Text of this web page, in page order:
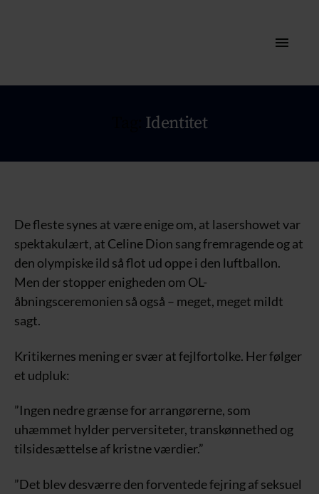
Identitet
De fleste synes at være enige om, at lasershowet var
spektakulært, at Celine Dion sang fremragende og at
den olympiske ild så flot ud oppe i den luftballon.
Men der stopper enigheden om OL-
åbningsceremonien så også – meget, meget mildt
sagt.
Kritikernes mening er svær at fejlfortolke. Her følger
et udpluk:
”Ingen nedre grænse for arrangørerne, som
uhæmmet hylder perversiteter, transkønnethed og
tilsidesættelse af kristne værdier.”
”Det blev desværre den forventede fejring af seksuel